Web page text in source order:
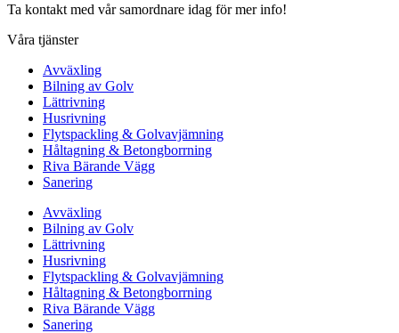
Ta kontakt med vår samordnare idag för mer info!
Våra tjänster
Avväxling
Bilning av Golv
Lättrivning
Husrivning
Flytspackling & Golvavjämning
Håltagning & Betongborrning
Riva Bärande Vägg
Sanering
Avväxling
Bilning av Golv
Lättrivning
Husrivning
Flytspackling & Golvavjämning
Håltagning & Betongborrning
Riva Bärande Vägg
Sanering